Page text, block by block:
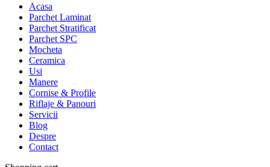
Acasa
Parchet Laminat
Parchet Stratificat
Parchet SPC
Mocheta
Ceramica
Usi
Manere
Cornise & Profile
Riflaje & Panouri
Servicii
Blog
Despre
Contact